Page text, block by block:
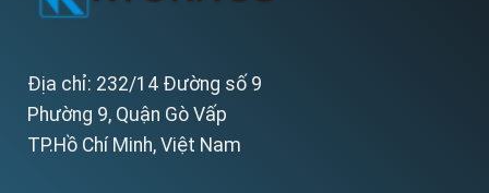
Địa chỉ: 232/14 Đường số 9
Phường 9, Quận Gò Vấp
TP.Hồ Chí Minh, Việt Nam